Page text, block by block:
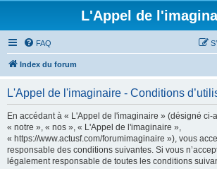
L'Appel de
FAQ
Index du forum
L'Appel de l'imaginaire - Conditions
En accédant à « L'Appel de l'imaginaire » (désigné ci-
« notre », « nos », « L'Appel de l'imaginaire »,
« https://www.actusf.com/forumimaginaire »), vous
responsable des conditions suivantes. Si vous
légalement responsable de toutes les conditions